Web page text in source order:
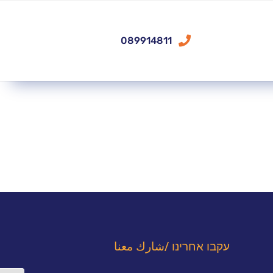
089914811
עקבו אחרינו /شارك معنا